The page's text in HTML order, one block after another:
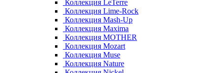
Коллекция LeTerre
Коллекция Lime-Rock
Коллекция Mash-Up
Коллекция Maxima
Коллекция MOTHER
Коллекция Mozart
Коллекция Muse
Коллекция Nature